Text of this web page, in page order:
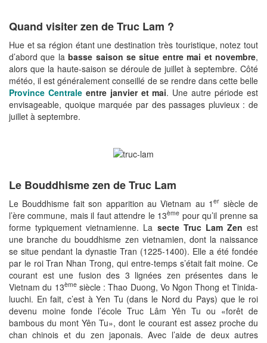
Quand visiter zen de Truc Lam ?
Hue et sa région étant une destination très touristique, notez tout
d’abord que labasse saison se situe entre mai et novembre,
alors que la haute-saison se déroule de juillet à septembre. Côté
météo, il est généralement conseillé de se rendre dans cette belle
Province Centrale entre janvier et mai. Une autre période est
envisageable, quoique marquée par des passages pluvieux : de
juillet à septembre.
Le Bouddhisme zen de Truc Lam
Le Bouddhisme fait son apparition au Vietnam au 1er siècle de
l’ère commune, mais il faut attendre le 13ème pour qu’il prenne sa
forme typiquement vietnamienne. La secte Truc Lam Zen est
une branche du bouddhisme zen vietnamien, dont la naissance
se situe pendant la dynastie Tran (1225-1400). Elle a été fondée
par le roi Tran Nhan Trong, qui entre-temps s’était fait moine. Ce
courant est une fusion des 3 lignées zen présentes dans le
Vietnam du 13èmesiècle : Thao Duong, Vo Ngon Thong et Tinida-
luuchi. En fait, c’est à Yen Tu (dans le Nord du Pays) que le roi
devenu moine fonde l’école Truc Lâm Yên Tu ou «forêt de
bambous du mont Yên Tu», dont le courant est assez proche du
chan chinois et du zen japonais. Avec l’aide de deux autres